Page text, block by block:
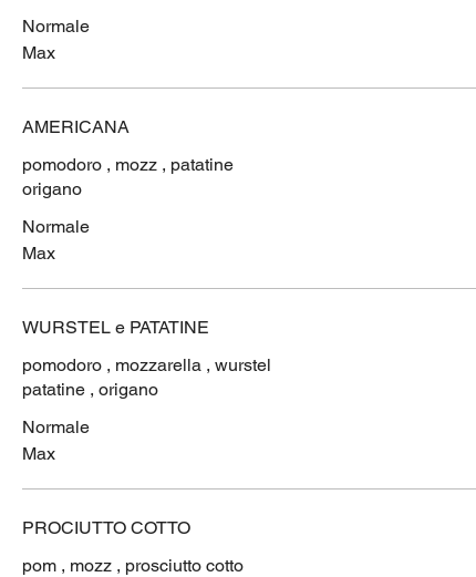
Normale
Max
AMERICANA
pomodoro , mozz , patatine
origano
Normale
Max
WURSTEL e PATATINE
pomodoro , mozzarella , wurstel
patatine , origano
Normale
Max
PROCIUTTO COTTO
pom , mozz , prosciutto cotto